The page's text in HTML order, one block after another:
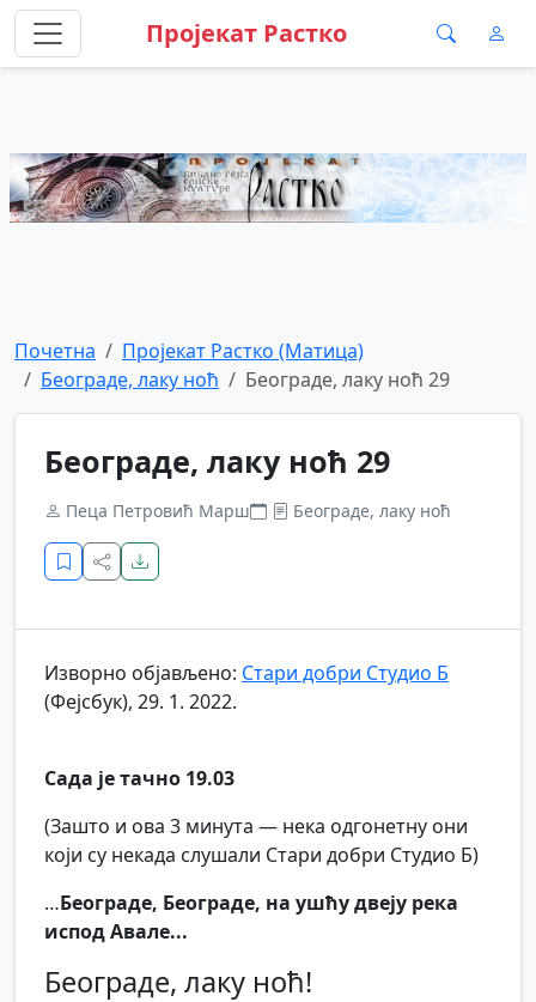
Пројекат Растко
Почетна
Пројекат Растко (Матица)
Београде, лаку ноћ
Београде, лаку ноћ 29
Београде, лаку ноћ 29
Пеца Петровић Марш Београде, лаку ноћ
Изворно објављено: Стари добри Студио Б
(Фејсбук), 29. 1. 2022.
Сада је тачно 19.03
(Зашто и ова 3 минута — нека одгонетну они
који су некада слушали Стари добри Студио Б)
…Београде, Београде, на ушћу двеју река
испод Авале...
Београде, лаку ноћ!